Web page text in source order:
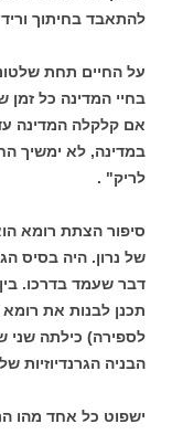
להתאבד בחיתוך ורידי
על החיים תחת
בחיי המדינה כל
אם קלקלה המדינה
במדינה, לא ימשיך
לריק" .
סיפור הצתת רומא
של נרון. היה בסיס
דבר שעמד בדרכו.
לספירה) כילתה שני
הבניה הגרנדיוזיות
ישפוט כל אחד מהו